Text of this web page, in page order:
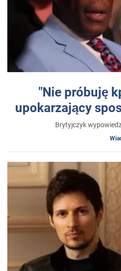
"Nie próbuję
upokarzający
Brytyjczyk